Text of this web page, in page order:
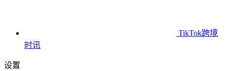
TikTok跨境
时讯
设置